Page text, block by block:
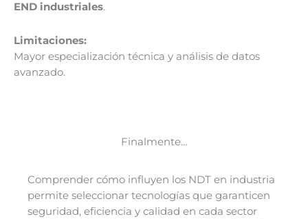
END industriales.
Limitaciones:
Mayor especialización técnica y análisis de datos
avanzado.
Finalmente…
Comprender cómo influyen los NDT en industria
permite seleccionar tecnologías que garanticen
seguridad, eficiencia y calidad en cada sector